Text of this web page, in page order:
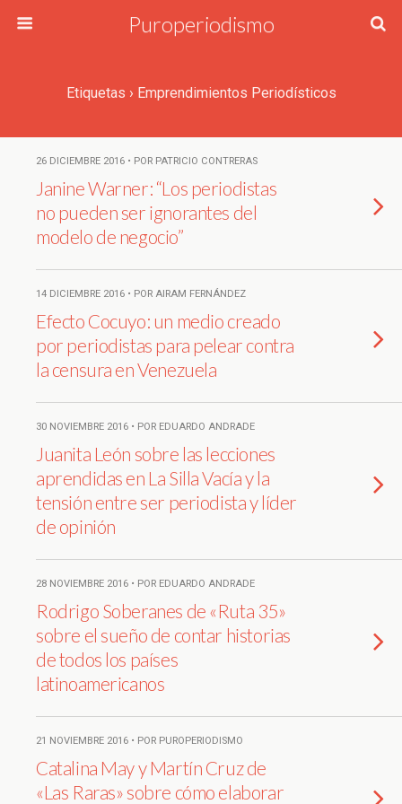
Puroperiodismo
Etiquetas › Emprendimientos Periodísticos
26 DICIEMBRE 2016 • POR PATRICIO CONTRERAS
Janine Warner: “Los periodistas
no pueden ser ignorantes del
modelo de negocio”
14 DICIEMBRE 2016 • POR AIRAM FERNÁNDEZ
Efecto Cocuyo: un medio creado
por periodistas para pelear contra
la censura en Venezuela
30 NOVIEMBRE 2016 • POR EDUARDO ANDRADE
Juanita León sobre las lecciones
aprendidas en La Silla Vacía y la
tensión entre ser periodista y líder
de opinión
28 NOVIEMBRE 2016 • POR EDUARDO ANDRADE
Rodrigo Soberanes de «Ruta 35»
sobre el sueño de contar historias
de todos los países
latinoamericanos
21 NOVIEMBRE 2016 • POR PUROPERIODISMO
Catalina May y Martín Cruz de
«Las Raras» sobre cómo elaborar